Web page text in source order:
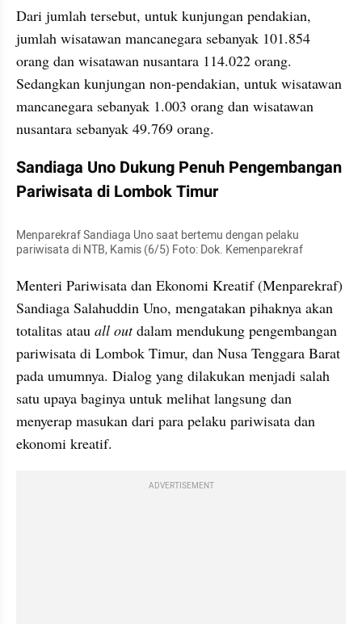
Dari jumlah tersebut, untuk kunjungan pendakian,
jumlah wisatawan mancanegara sebanyak 101.854
orang dan wisatawan nusantara 114.022 orang.
Sedangkan kunjungan non-pendakian, untuk wisatawan
mancanegara sebanyak 1.003 orang dan wisatawan
nusantara sebanyak 49.769 orang.
Sandiaga Uno Dukung Penuh Pengembangan
Pariwisata di Lombok Timur
Menparekraf Sandiaga Uno saat bertemu dengan pelaku
pariwisata di NTB, Kamis (6/5) Foto: Dok. Kemenparekraf
Menteri Pariwisata dan Ekonomi Kreatif (Menparekraf)
Sandiaga Salahuddin Uno, mengatakan pihaknya akan
totalitas atau all out dalam mendukung pengembangan
pariwisata di Lombok Timur, dan Nusa Tenggara Barat
pada umumnya. Dialog yang dilakukan menjadi salah
satu upaya baginya untuk melihat langsung dan
menyerap masukan dari para pelaku pariwisata dan
ekonomi kreatif.
ADVERTISEMENT